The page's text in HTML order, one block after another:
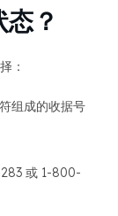
？
：
组成的收据号
或 1-800-